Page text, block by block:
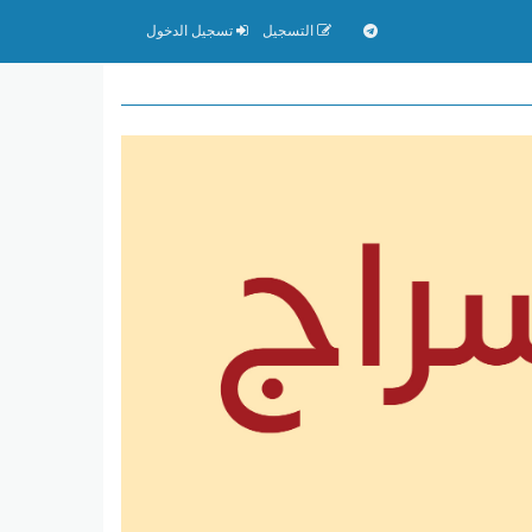
التسجيل تسجيل الدخول